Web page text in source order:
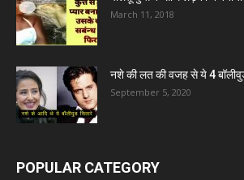
March 11, 2018
नशे की लत की वजह से ये 4
September 5, 2020
POPULAR CATEGORY